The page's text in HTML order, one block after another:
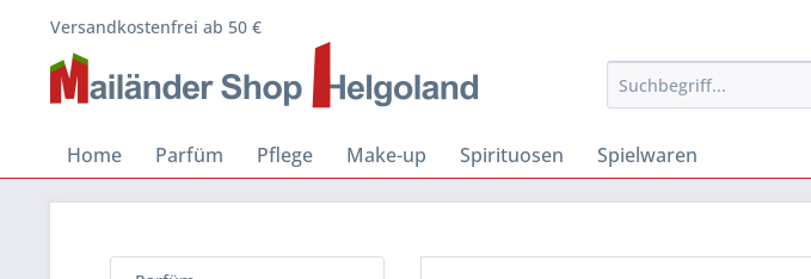
Versandkostenfrei ab 50 €
Home Parfüm Pflege Make-up Spirituosen Spielwaren